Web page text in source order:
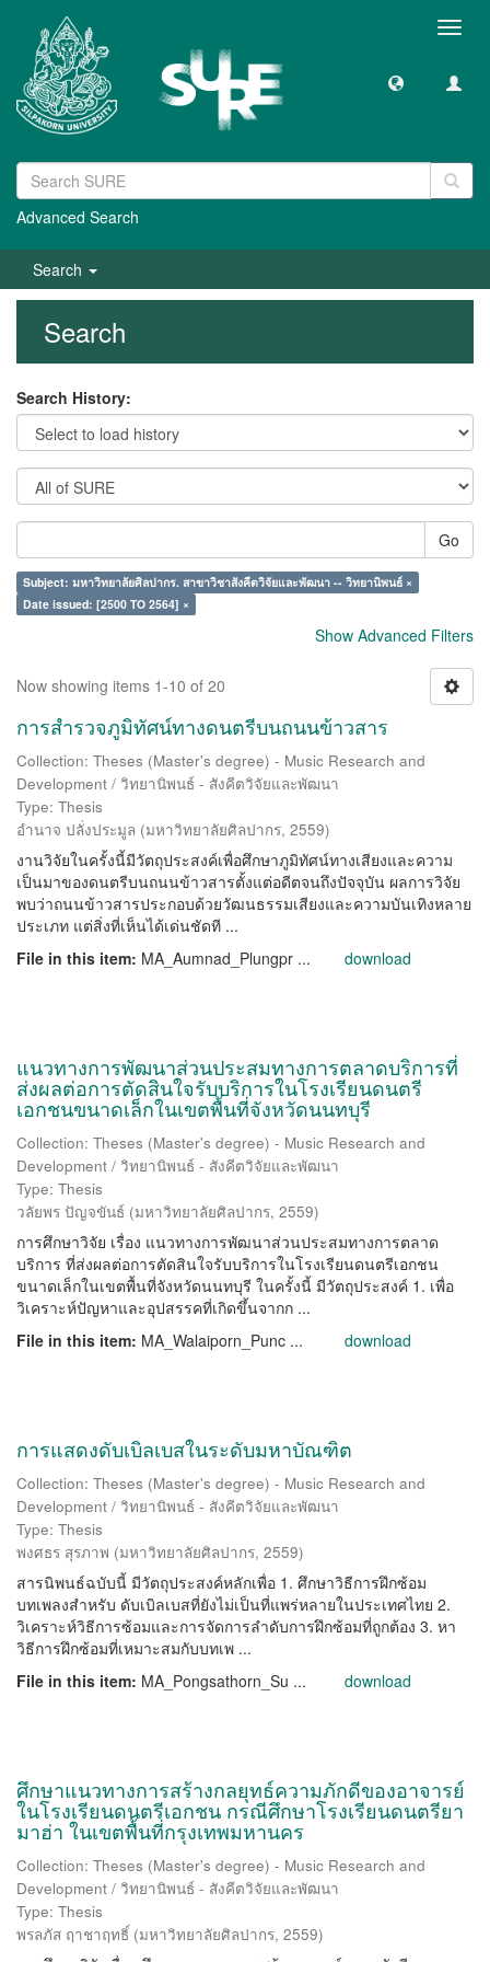
Advanced Search
Search
Search
Search History:
Go
Subject: มหาวิทยาลัยศิลปากร. สาขาวิชาสังคีตวิจัยและพัฒนา -- วิทยานิพนธ์ ×
Date issued: [2500 TO 2564] ×
Show Advanced Filters
Now showing items 1-10 of 20
การสำรวจภูมิทัศน์ทางดนตรีบนถนนข้าวสาร
Collection: Theses (Master's degree) - Music Research and
Development / วิทยานิพนธ์ - สังคีตวิจัยและพัฒนา
Type: Thesis
อำนาจ ปลั่งประมูล (มหาวิทยาลัยศิลปากร, 2559)
งานวิจัยในครั้งนี้มีวัตถุประสงค์เพื่อศึกษาภูมิทัศน์ทางเสียงและความ
เป็นมาของดนตรีบนถนนข้าวสารตั้งแต่อดีตจนถึงปัจจุบัน ผลการวิจัย
พบว่าถนนข้าวสารประกอบด้วยวัฒนธรรมเสียงและความบันเทิงหลาย
ประเภท แต่สิ่งที่เห็นได้เด่นชัดที ...
File in this item: MA_Aumnad_Plungpr ... download
แนวทางการพัฒนาส่วนประสมทางการตลาดบริการที่
ส่งผลต่อการตัดสินใจรับบริการในโรงเรียนดนตรี
เอกชนขนาดเล็กในเขตพื้นที่จังหวัดนนทบุรี
Collection: Theses (Master's degree) - Music Research and
Development / วิทยานิพนธ์ - สังคีตวิจัยและพัฒนา
Type: Thesis
วลัยพร ปัญจขันธ์ (มหาวิทยาลัยศิลปากร, 2559)
การศึกษาวิจัย เรื่อง แนวทางการพัฒนาส่วนประสมทางการตลาด
บริการ ที่ส่งผลต่อการตัดสินใจรับบริการในโรงเรียนดนตรีเอกชน
ขนาดเล็กในเขตพื้นที่จังหวัดนนทบุรี ในครั้งนี้ มีวัตถุประสงค์ 1. เพื่อ
วิเคราะห์ปัญหาและอุปสรรคที่เกิดขึ้นจากก ...
File in this item: MA_Walaiporn_Punc ... download
การแสดงดับเบิลเบสในระดับมหาบัณฑิต
Collection: Theses (Master's degree) - Music Research and
Development / วิทยานิพนธ์ - สังคีตวิจัยและพัฒนา
Type: Thesis
พงศธร สุรภาพ (มหาวิทยาลัยศิลปากร, 2559)
สารนิพนธ์ฉบับนี้ มีวัตถุประสงค์หลักเพื่อ 1. ศึกษาวิธีการฝึกซ้อม
บทเพลงสำหรับ ดับเบิลเบสที่ยังไม่เป็นที่แพร่หลายในประเทศไทย 2.
วิเคราะห์วิธีการซ้อมและการจัดการลำดับการฝึกซ้อมที่ถูกต้อง 3. หา
วิธีการฝึกซ้อมที่เหมาะสมกับบทเพ ...
File in this item: MA_Pongsathorn_Su ... download
ศึกษาแนวทางการสร้างกลยุทธ์ความภักดีของอาจารย์
ในโรงเรียนดนตรีเอกชน กรณีศึกษาโรงเรียนดนตรียา
มาฮ่า ในเขตพื้นที่กรุงเทพมหานคร
Collection: Theses (Master's degree) - Music Research and
Development / วิทยานิพนธ์ - สังคีตวิจัยและพัฒนา
Type: Thesis
พรลภัส ฤาชาฤทธิ์ (มหาวิทยาลัยศิลปากร, 2559)